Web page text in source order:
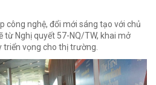
công nghệ, đổi mới sáng tạo với chủ
Nghị quyết 57-NQ/TW, khai mở
vọng cho thị trường.